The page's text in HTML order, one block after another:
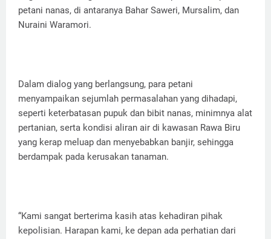
petani nanas, di antaranya Bahar Saweri, Mursalim, dan
Nuraini Waramori.
Dalam dialog yang berlangsung, para petani
menyampaikan sejumlah permasalahan yang dihadapi,
seperti keterbatasan pupuk dan bibit nanas, minimnya alat
pertanian, serta kondisi aliran air di kawasan Rawa Biru
yang kerap meluap dan menyebabkan banjir, sehingga
berdampak pada kerusakan tanaman.
“Kami sangat berterima kasih atas kehadiran pihak
kepolisian. Harapan kami, ke depan ada perhatian dari